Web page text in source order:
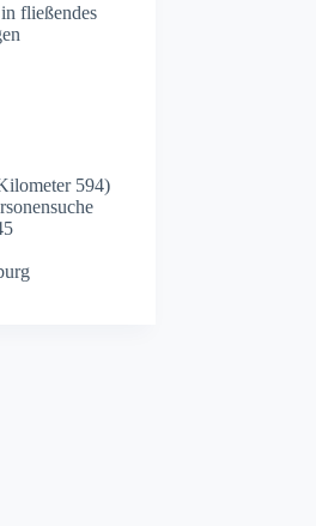
fließendes
594)